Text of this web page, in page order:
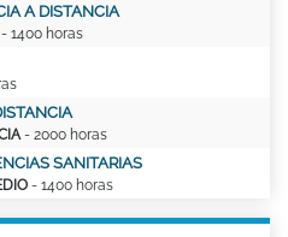
A DISTANCIA
- 1400 horas
- 2000 horas
SANITARIAS
- 1400 horas